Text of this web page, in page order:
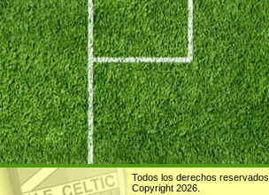
Todos los derechos reservados.
Copyright 2026.